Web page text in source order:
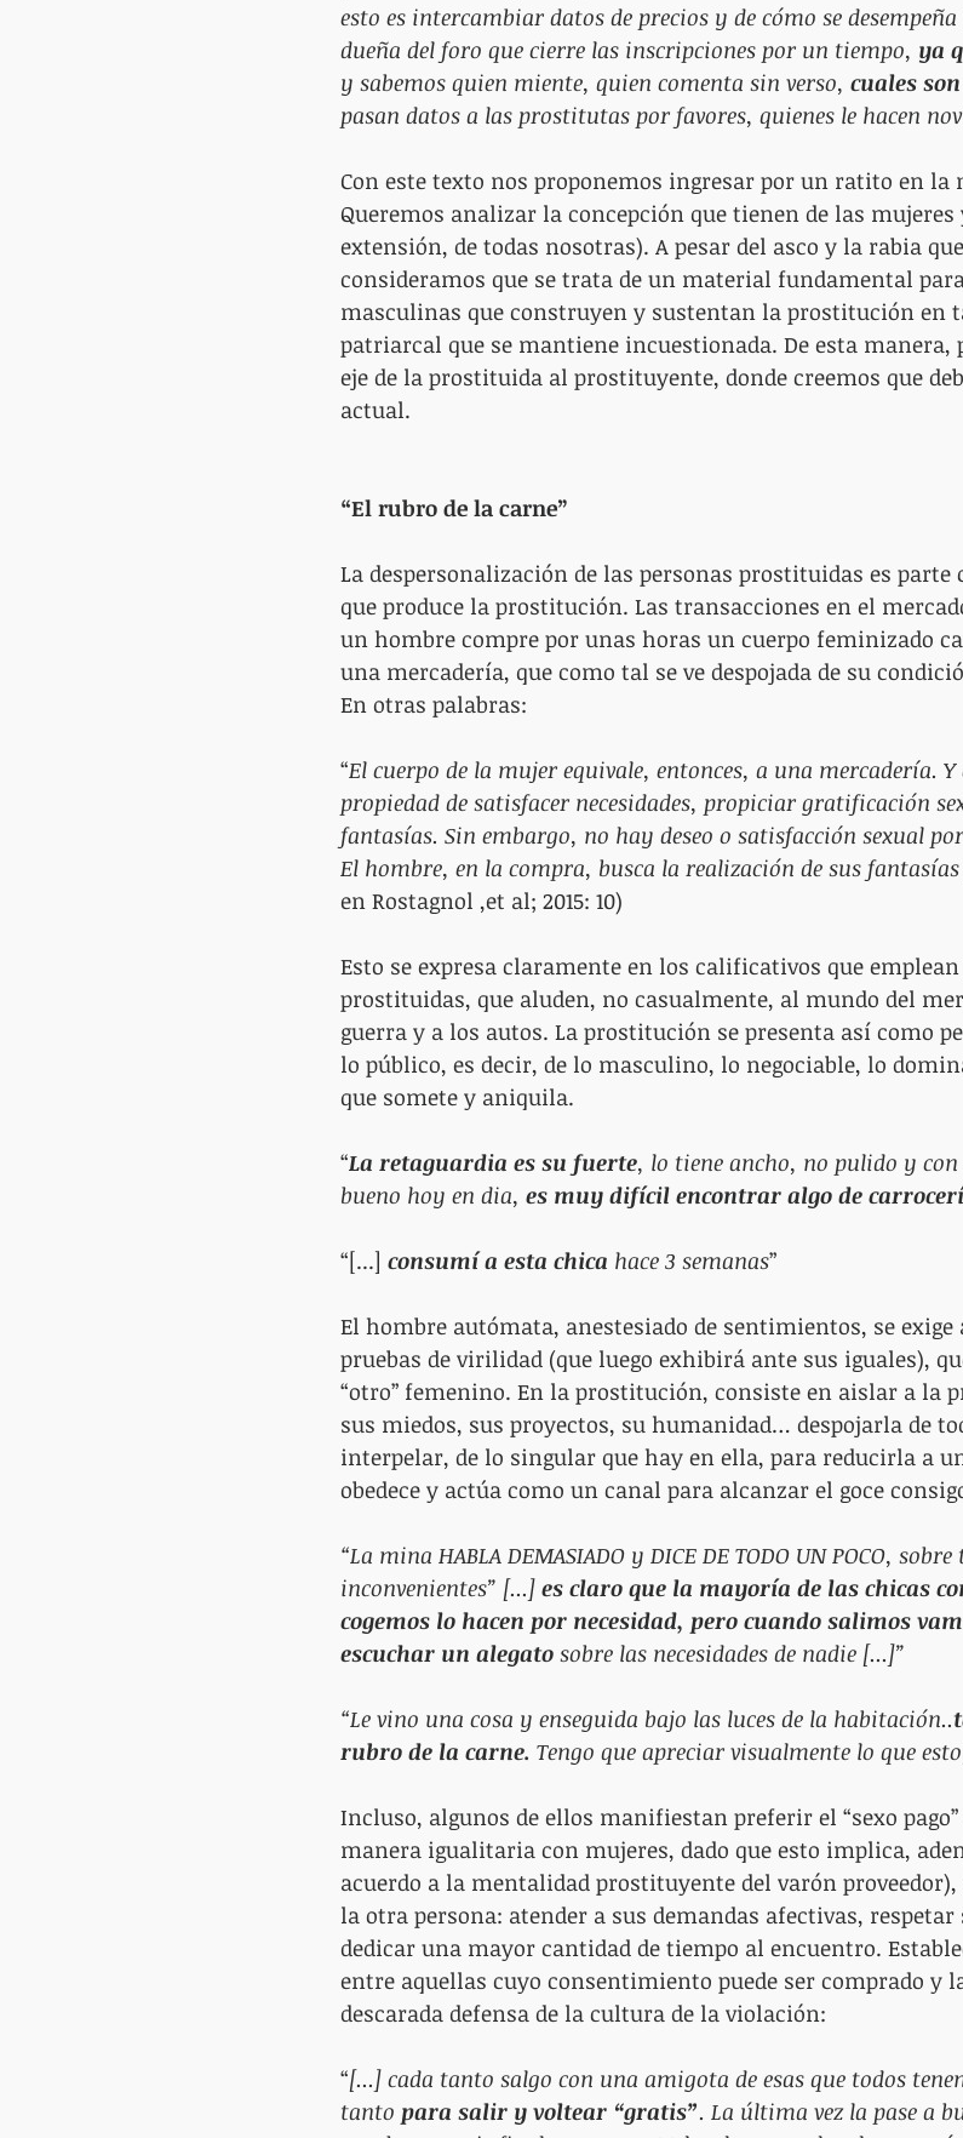
esto es intercambiar datos de precios y de cómo se
dueña del foro que cierre las inscripciones por un tiempo, ya
y sabemos quien miente, quien comenta sin verso, cuales
pasan datos a las prostitutas por favores, quienes le hacen
Con este texto nos proponemos ingresar por un ratito en la
Queremos analizar la concepción que tienen de las
extensión, de todas nosotras). A pesar del asco y la rabia
consideramos que se trata de un material fundamental
masculinas que construyen y sustentan la prostitución
patriarcal que se mantiene incuestionada. De esta manera,
eje de la prostituida al prostituyente, donde creemos que
actual.
“El rubro de la carne”
La despersonalización de las personas prostituidas es
que produce la prostitución. Las transacciones en el
un hombre compre por unas horas un cuerpo feminizado
una mercadería, que como tal se ve despojada de su
En otras palabras:
“El cuerpo de la mujer equivale, entonces, a una mercadería.
propiedad de satisfacer necesidades, propiciar gratificación
fantasías. Sin embargo, no hay deseo o satisfacción sexual
El hombre, en la compra, busca la realización de sus fantasías
en Rostagnol ,et al; 2015: 10)
Esto se expresa claramente en los calificativos que
prostituidas, que aluden, no casualmente, al mundo del
guerra y a los autos. La prostitución se presenta así como
lo público, es decir, de lo masculino, lo negociable, lo
que somete y aniquila.
“La retaguardia es su fuerte, lo tiene ancho, no pulido y
bueno hoy en dia, es muy difícil encontrar algo de
“[...] consumí a esta chica hace 3 semanas”
El hombre autómata, anestesiado de sentimientos, se
pruebas de virilidad (que luego exhibirá ante sus iguales),
“otro” femenino. En la prostitución, consiste en aislar a la
sus miedos, sus proyectos, su humanidad… despojarla de
interpelar, de lo singular que hay en ella, para reducirla a
obedece y actúa como un canal para alcanzar el goce
“La mina HABLA DEMASIADO y DICE DE TODO UN POCO,
inconvenientes” [...] es claro que la mayoría de las chicas
cogemos lo hacen por necesidad, pero cuando salimos
escuchar un alegato sobre las necesidades de nadie [...]”
“Le vino una cosa y enseguida bajo las luces de la habitación..
rubro de la carne. Tengo que apreciar visualmente lo que
Incluso, algunos de ellos manifiestan preferir el “sexo
manera igualitaria con mujeres, dado que esto implica,
acuerdo a la mentalidad prostituyente del varón
la otra persona: atender a sus demandas afectivas, respetar
dedicar una mayor cantidad de tiempo al encuentro.
entre aquellas cuyo consentimiento puede ser comprado y
descarada defensa de la cultura de la violación:
“[...] cada tanto salgo con una amigota de esas que todos
tanto para salir y voltear “gratis”. La última vez la pase a